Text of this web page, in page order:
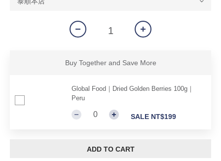
Buy Together and Save More
Global Food｜Dried Golden Berries 100g｜
Peru
SALE NT$199
ADD TO CART